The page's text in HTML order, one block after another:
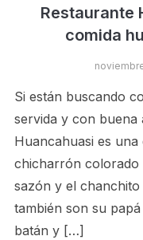
Restaurante
comida
Si están buscando
servida y con buena
Huancahuasi es
chicharrón colorado
sazón y el
también son su
batán y […]